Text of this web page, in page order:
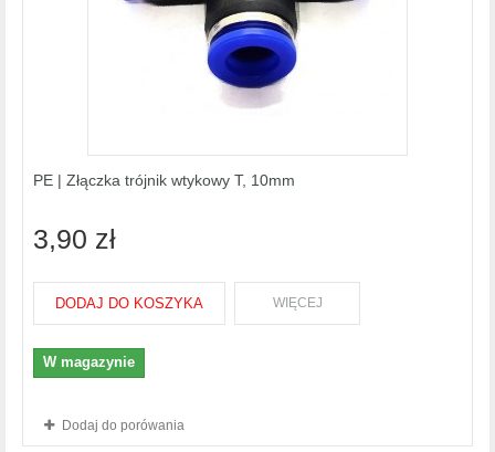
PE | Złączka trójnik wtykowy T, 10mm
3,90 zł
DODAJ DO KOSZYKA WIĘCEJ
W magazynie
Dodaj do porówania